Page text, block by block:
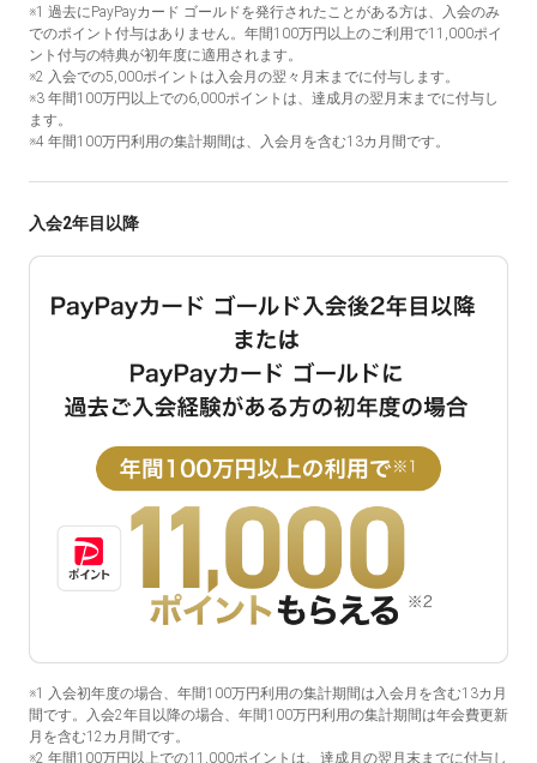
※1 過去にPayPayカード ゴールドを発行されたことがある方は、入会のみ
でのポイント付与はありません。年間100万円以上のご利用で11,000ポイ
ント付与の特典が初年度に適用されます。
※2 入会での5,000ポイントは入会月の翌々月末までに付与します。
※3 年間100万円以上での6,000ポイントは、達成月の翌月末までに付与し
ます。
※4 年間100万円利用の集計期間は、入会月を含む13カ月間です。
入会2年目以降
※1 入会初年度の場合、年間100万円利用の集計期間は入会月を含む13カ月
間です。入会2年目以降の場合、年間100万円利用の集計期間は年会費更新
月を含む12カ月間です。
※2 年間100万円以上での11,000ポイントは、達成月の翌月末までに付与し